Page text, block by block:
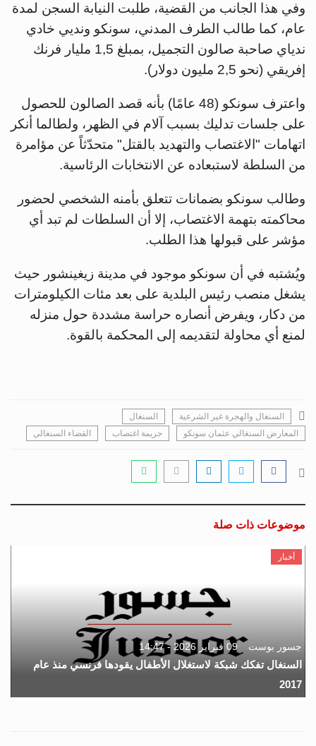
وفي هذا الجانب من القضية، طلبت النيابة السجن لمدة
عام، كما طالب الطرف المدني، سونكو ونديي خادي
ندياي صاحبة صالون التجميل، بمبلغ 1,5 مليار فرنك
إفريقي (نحو 2,5 مليون دولار).
واعترف سونكو (48 عامًا) بأنه قصد الصالون للحصول
على جلسات تدليك بسبب آلام في الظهر، ولطالما أنكر
اتهامات "الاغتصاب والتهديد بالقتل" متحدّثاً عن مؤامرة
من السلطة لاستبعاده عن الانتخابات الرئاسية.
وطالب سونكو بضمانات تتعلق بأمنه الشخصي لحضور
محاكمته بتهمة الاغتصاب، إلا أن السلطات لم تبد أي
مؤشر على قبولها هذا الطلب.
ويُشتبه في أن سونكو موجود في مدينة زيغينشور حيث
يشغل منصب رئيس البلدية على بعد مئات الكيلومترات
من دكار، ويفرض أنصاره حراسة مشددة حول منزله
لمنع أي محاولة لتقديمه إلى المحكمة بالقوة.
السنغال والهجرة غير الشرعية
السنغال
المعارض السنغالي عثمان سونكو
جريمة اغتصاب القضاء السنغالي
موضوعات ذات صلة
أخبار
جسور بوست 09 فبراير 2026 - 14:47
السنغال تفكك شبكة لاستغلال الأطفال يقودها فرنسي منذ عام
2017